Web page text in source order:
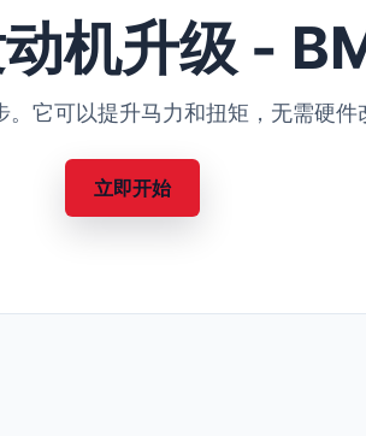
机升级 -
它可以提升马力和扭矩，无需硬件
立即开始